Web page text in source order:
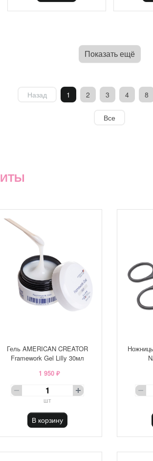
Показать ещё
Назад 1 2 3 4 8
Все
Гель AMERICAN CREATOR
Framework Gel Lilly 30мл
1 950 ₽
шт
В корзину